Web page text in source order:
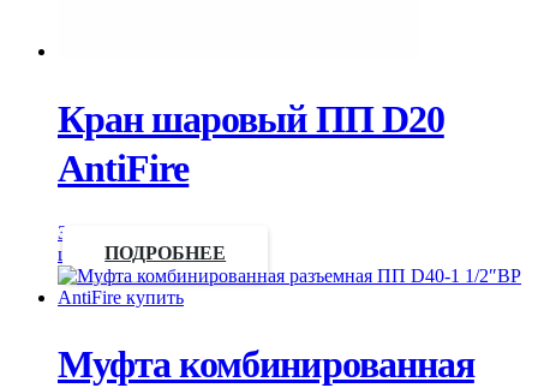
Кран шаровый ПП D20
AntiFire
Запросить
цену
ПОДРОБНЕЕ
Муфта комбинированная